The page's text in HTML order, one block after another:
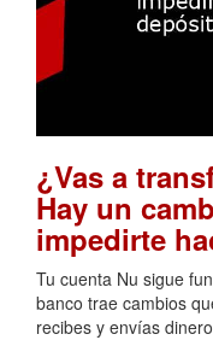
¿Vas a
Hay un
impedirte
Tu cuenta Nu sigue
banco trae cambios
recibes y envías